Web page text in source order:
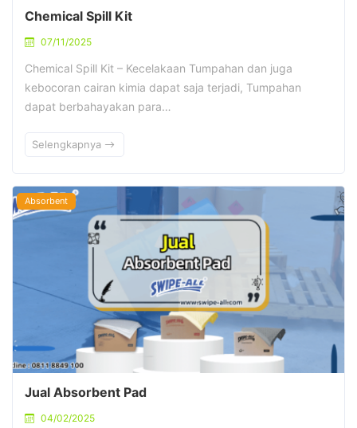
Chemical Spill Kit
07/11/2025
Chemical Spill Kit – Kecelakaan Tumpahan dan juga
kebocoran cairan kimia dapat saja terjadi, Tumpahan
dapat berbahayakan para…
Selengkapnya
Absorbent
Jual Absorbent Pad
04/02/2025